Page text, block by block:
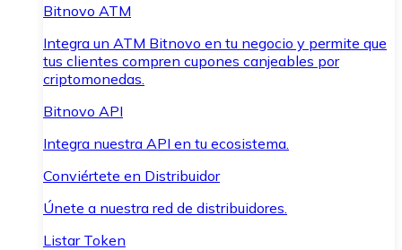
Bitnovo ATM
Integra un ATM Bitnovo en tu negocio y permite que
tus clientes compren cupones canjeables por
criptomonedas.
Bitnovo API
Integra nuestra API en tu ecosistema.
Conviértete en Distribuidor
Únete a nuestra red de distribuidores.
Listar Token